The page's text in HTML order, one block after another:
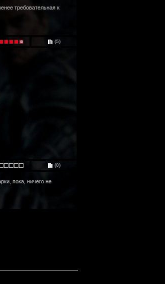
требовательная к
(5)
(0)
пока, ничего не